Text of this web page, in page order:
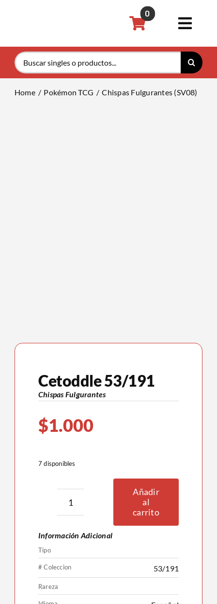
0
Buscar:
Home Pokémon TCG Chispas Fulgurantes (SV08)
Cetoddle 53/191
Chispas Fulgurantes
$1.000
7 disponibles
Cetoddle
cantidad
Añadir
al
carrito
Información Adicional
Tipo
# Coleccion 53/191
Rareza